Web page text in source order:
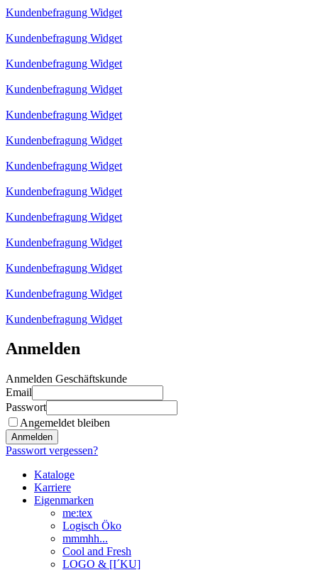
Kundenbefragung Widget
Kundenbefragung Widget
Kundenbefragung Widget
Kundenbefragung Widget
Kundenbefragung Widget
Kundenbefragung Widget
Kundenbefragung Widget
Kundenbefragung Widget
Kundenbefragung Widget
Kundenbefragung Widget
Kundenbefragung Widget
Kundenbefragung Widget
Kundenbefragung Widget
Anmelden
Anmelden Geschäftskunde
Email
Passwort
Angemeldet bleiben
Anmelden
Passwort vergessen?
Kataloge
Karriere
Eigenmarken
me:tex
Logisch Öko
mmmhh...
Cool and Fresh
LOGO & [I´KU]